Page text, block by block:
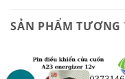
SẢN PHẨM TƯƠNG